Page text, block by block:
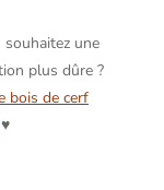
souhaitez une
plus dûre ?
bois de cerf
♥